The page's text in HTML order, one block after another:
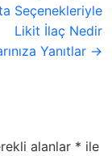
Seçenekleriyle
Likit İlaç Nedir
Yanıtlar →
alanlar * ile